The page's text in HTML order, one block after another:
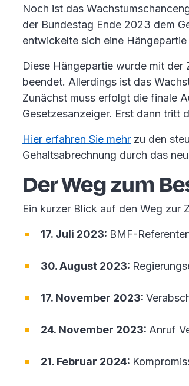
Noch ist das
der Bundestag Ende 2023 dem
entwickelte sich eine Hängepartie
Diese Hängepartie wurde mit
beendet. Allerdings ist das
Zunächst muss erfolgt die finale
Gesetzesanzeiger. Erst dann tritt
Hier erfahren Sie mehr zu den
Gehaltsabrechnung durch das
Der Weg zum
Ein kurzer Blick auf den Weg zur
17. Juli 2023: BMF-
30. August 2023:
17. November 2023:
24. November 2023: Anruf
21. Februar 2024: